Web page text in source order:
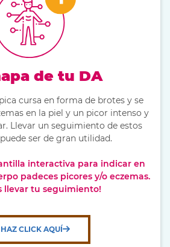
de tu DA
cursa en forma de brotes y se
en la piel y un picor intenso y
Llevar un seguimiento de estos
ser de gran utilidad.
interactiva para indicar en
padeces picores y/o eczemas.
llevar tu seguimiento!
HAZ CLICK AQUÍ